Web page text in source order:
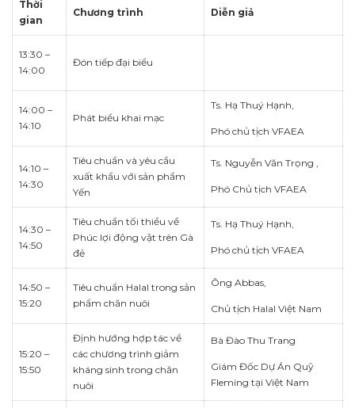
Thời
gian
Chương trình Diễn giả
13:30 –
14:00
Đón tiếp đại biểu
14:00 –
14:10
Phát biểu khai mạc
Ts. Hạ Thuý Hạnh,
Phó chủ tịch VFAEA
14:10 –
14:30
Tiêu chuẩn và yêu cầu
xuất khẩu với sản phẩm
Yến
Ts. Nguyễn Văn Trọng ,
Phó Chủ tịch VFAEA
14:30 –
14:50
Tiêu chuẩn tối thiểu về
Phúc lợi động vật trên Gà
đẻ
Ts. Hạ Thuý Hạnh,
Phó chủ tịch VFAEA
14:50 –
15:20
Tiêu chuẩn Halal trong sản
phẩm chăn nuôi
Ông Abbas,
Chủ tịch Halal Việt Nam
15:20 –
15:50
Định hướng hợp tác về
các chương trình giảm
kháng sinh trong chăn
nuôi
Bà Đào Thu Trang
Giám Đốc Dự Án Quỹ
Fleming tại Việt Nam